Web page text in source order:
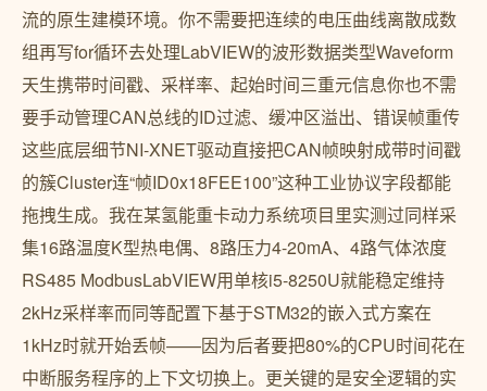
流的原生建模环境。你不需要把连续的电压曲线离散成数
组再写for循环去处理LabVIEW的波形数据类型Waveform
天生携带时间戳、采样率、起始时间三重元信息你也不需
要手动管理CAN总线的ID过滤、缓冲区溢出、错误帧重传
这些底层细节NI-XNET驱动直接把CAN帧映射成带时间戳
的簇Cluster连“帧ID0x18FEE100”这种工业协议字段都能
拖拽生成。我在某氢能重卡动力系统项目里实测过同样采
集16路温度K型热电偶、8路压力4-20mA、4路气体浓度
RS485 ModbusLabVIEW用单核i5-8250U就能稳定维持
2kHz采样率而同等配置下基于STM32的嵌入式方案在
1kHz时就开始丢帧——因为后者要把80%的CPU时间花在
中断服务程序的上下文切换上。更关键的是安全逻辑的实